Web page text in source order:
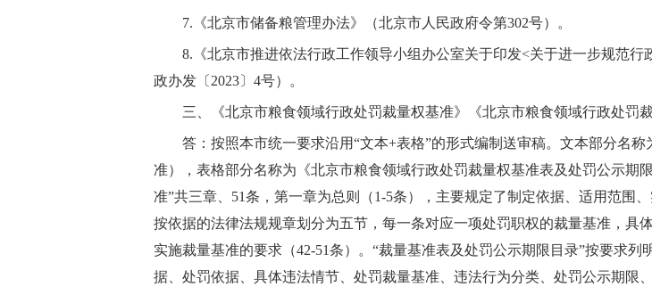
7.《北京市储备粮管理办法》（北京市人民政府令第302号）。
8.《北京市推进依法行政工作领导小组办公室关于印发<关于进一步规范
政办发〔2023〕4号）。
三、《北京市粮食领域行政处罚裁量权基准》《北京市粮食领域行政处罚
答：按照本市统一要求沿用“文本+表格”的形式编制送审稿。文本部分名
准），表格部分名称为《北京市粮食领域行政处罚裁量权基准表及处罚公示期
准”共三章、51条，第一章为总则（1-5条），主要规定了制定依据、适用范围
按依据的法律法规规章划分为五节，每一条对应一项处罚职权的裁量基准，具
实施裁量基准的要求（42-51条）。“裁量基准表及处罚公示期限目录”按要求
据、处罚依据、具体违法情节、处罚裁量基准、违法行为分类、处罚公示期限